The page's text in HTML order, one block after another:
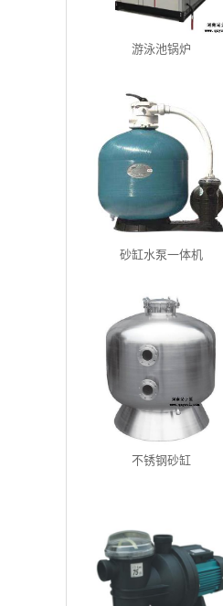
游泳池锅炉
砂缸水泵一体机
不锈钢砂缸